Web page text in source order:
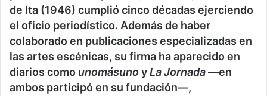
de Ita (1946) cumplió cinco décadas ejerciendo
el oficio periodístico. Además de haber
colaborado en publicaciones especializadas en
las artes escénicas, su firma ha aparecido en
diarios como unomásunoyLa Jornada—en
ambos participó en su fundación—,